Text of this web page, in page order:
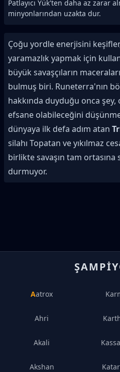
Patlayıcı Yük'ten daha az zarar
minyonlarından uzakta dur.
Çoğu yordle enerjisini
yaramazlık yapmak için
büyük savaşçıların
bulmuş biri. Runeterra'nın
hakkında duyduğu onca
efsane olabileceğini
dünyaya ilk defa adım atan
silahı Topatan ve yıkılmaz
birlikte savaşın tam ortasına
durmuyor.
Aatrox
Ahri
Akali
Akshan